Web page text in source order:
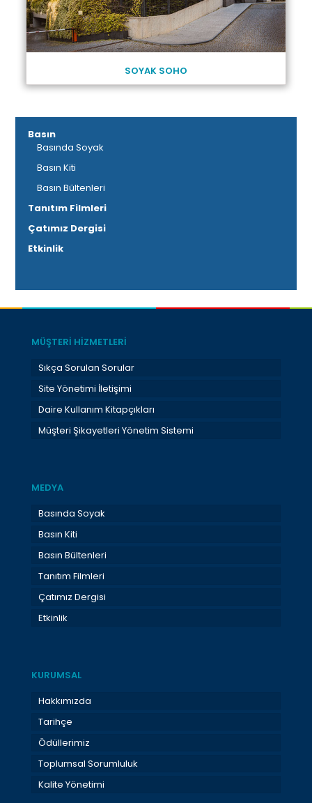
SOYAK SOHO
Basın
Basında Soyak
Basın Kiti
Basın Bültenleri
Tanıtım Filmleri
Çatımız Dergisi
Etkinlik
MÜŞTERİ HİZMETLERİ
Sıkça Sorulan Sorular
Site Yönetimi İletişimi
Daire Kullanım Kitapçıkları
Müşteri Şikayetleri Yönetim Sistemi
MEDYA
Basında Soyak
Basın Kiti
Basın Bültenleri
Tanıtım Filmleri
Çatımız Dergisi
Etkinlik
KURUMSAL
Hakkımızda
Tarihçe
Ödüllerimiz
Toplumsal Sorumluluk
Kalite Yönetimi